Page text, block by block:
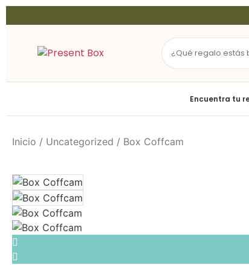
Encuentra tu
Inicio / Uncategorized / Box Coffcam